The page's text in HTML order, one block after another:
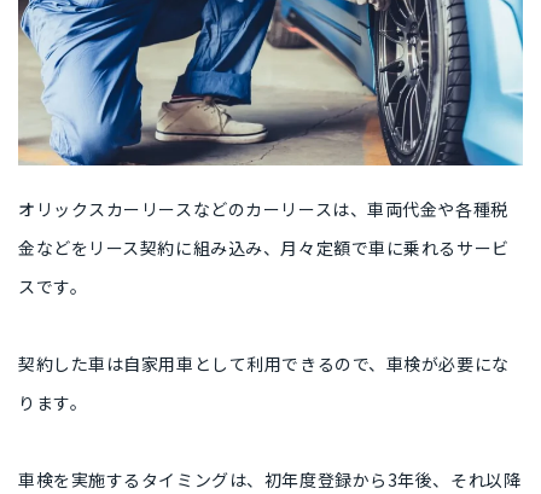
オリックスカーリースなどのカーリースは、車両代金や各種税
金などをリース契約に組み込み、月々定額で車に乗れるサービ
スです。
契約した車は自家用車として利用できるので、車検が必要にな
ります。
車検を実施するタイミングは、初年度登録から3年後、それ以降